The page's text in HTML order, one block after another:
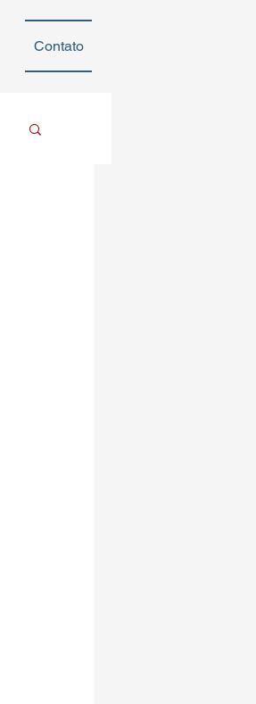
Contato